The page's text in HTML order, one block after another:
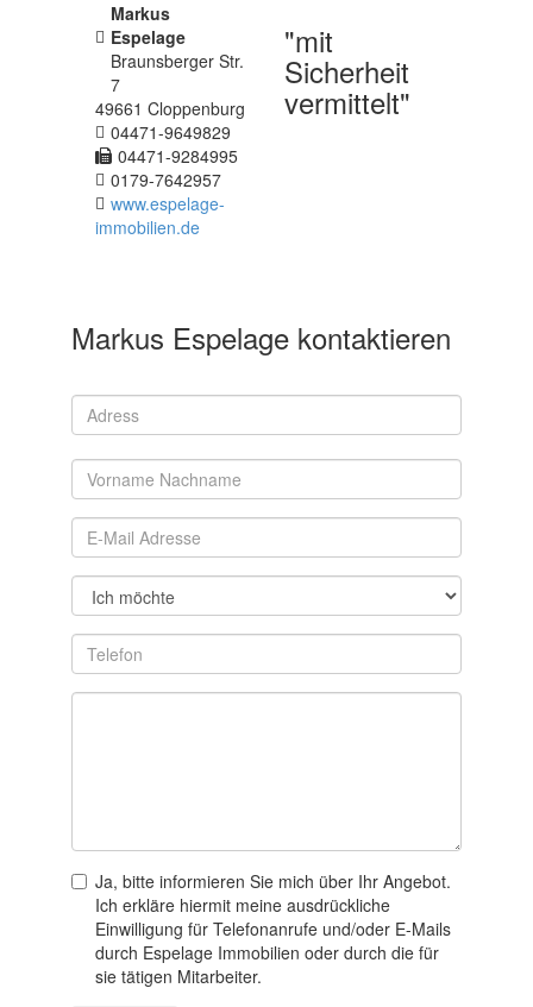
Markus
Espelage
Braunsberger Str.
7
49661 Cloppenburg
04471-9649829
04471-9284995
0179-7642957
www.espelage-
immobilien.de
"mit
Sicherheit
vermittelt"
Markus Espelage kontaktieren
Ja, bitte informieren Sie mich über Ihr Angebot.
Ich erkläre hiermit meine ausdrückliche
Einwilligung für Telefonanrufe und/oder E-Mails
durch Espelage Immobilien oder durch die für
sie tätigen Mitarbeiter.